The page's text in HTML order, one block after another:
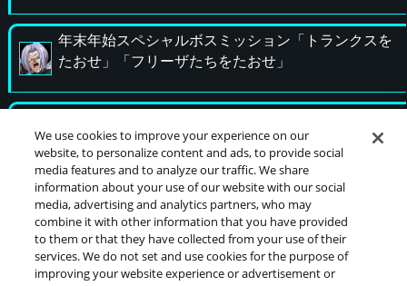
年末年始スペシャルボスミッション「トランクスを
たおせ」「フリーザたちをたおせ」
ン開催！
©バードスタジオ／集英社・東映アニメーション
We use cookies to improve your experience on our
website, to personalize content and ads, to provide social
media features and to analyze our traffic. We share
information about your use of our website with our social
media, advertising and analytics partners, who may
combine it with other information that you have provided
to them or that they have collected from your use of their
services. We do not set and use cookies for the purpose of
improving your website experience or advertisement or